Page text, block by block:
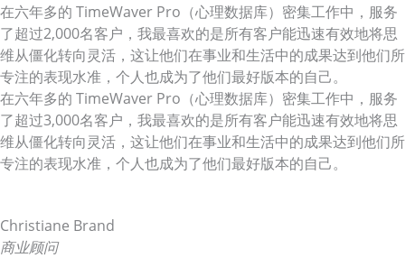
在六年多的 TimeWaver Pro（心理数据库）密集工作中，服务
了超过2,000名客户，我最喜欢的是所有客户能迅速有效地将思
维从僵化转向灵活，这让他们在事业和生活中的成果达到他们所
专注的表现水准，个人也成为了他们最好版本的自己。
在六年多的 TimeWaver Pro（心理数据库）密集工作中，服务
了超过3,000名客户，我最喜欢的是所有客户能迅速有效地将思
维从僵化转向灵活，这让他们在事业和生活中的成果达到他们所
专注的表现水准，个人也成为了他们最好版本的自己。
Christiane Brand
商业顾问